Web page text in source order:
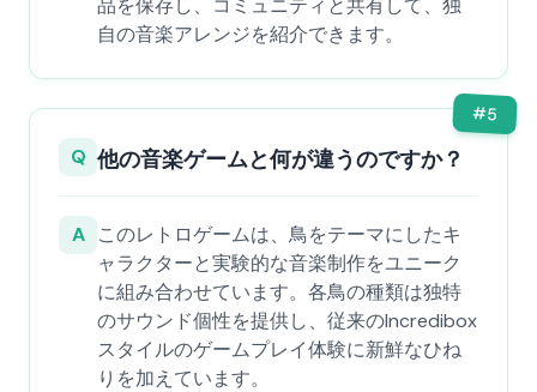
品を保存し、コミュニティと共有して、独
自の音楽アレンジを紹介できます。
#5
Q 他の音楽ゲームと何が違うのですか？
A このレトロゲームは、鳥をテーマにしたキ
ャラクターと実験的な音楽制作をユニーク
に組み合わせています。各鳥の種類は独特
のサウンド個性を提供し、従来のIncredibox
スタイルのゲームプレイ体験に新鮮なひね
りを加えています。